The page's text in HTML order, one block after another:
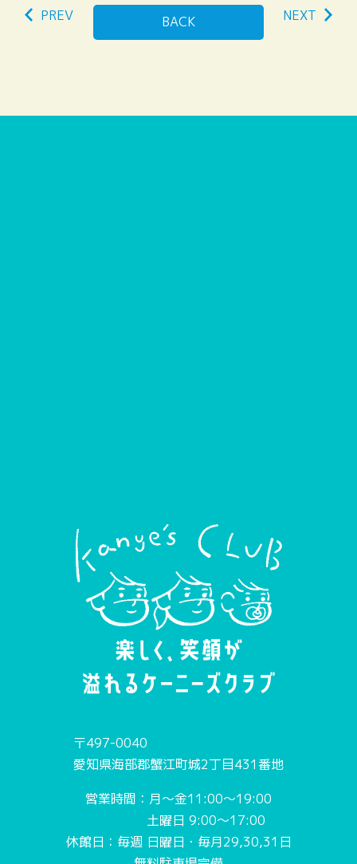
PREV BACK NEXT
〒497-0040
愛知県海部郡蟹江町城2丁目431番地
営業時間：月〜金11:00〜19:00
土曜日 9:00〜17:00
休館日：毎週 日曜日・毎月29,30,31日